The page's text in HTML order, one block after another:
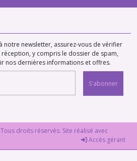
notre newsletter, assurez-vous de vérifier
y compris le dossier de spam,
nos dernières informations et offres.
S'abonner
droits réservés. Site réalisé avec
Accès gérant